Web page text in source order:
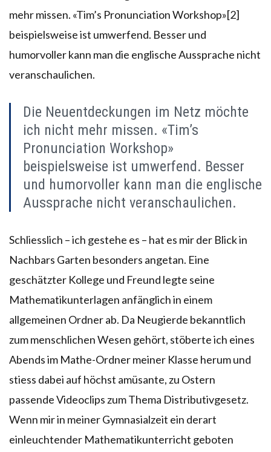
mehr missen. «Tim’s Pronunciation Workshop»[2]
beispielsweise ist umwerfend. Besser und
humorvoller kann man die englische Aussprache nicht
veranschaulichen.
Die Neuentdeckungen im Netz möchte
ich nicht mehr missen. «Tim’s
Pronunciation Workshop»
beispielsweise ist umwerfend. Besser
und humorvoller kann man die englische
Aussprache nicht veranschaulichen.
Schliesslich – ich gestehe es – hat es mir der Blick in
Nachbars Garten besonders angetan. Eine
geschätzter Kollege und Freund legte seine
Mathematikunterlagen anfänglich in einem
allgemeinen Ordner ab. Da Neugierde bekanntlich
zum menschlichen Wesen gehört, stöberte ich eines
Abends im Mathe-Ordner meiner Klasse herum und
stiess dabei auf höchst amüsante, zu Ostern
passende Videoclips zum Thema Distributivgesetz.
Wenn mir in meiner Gymnasialzeit ein derart
einleuchtender Mathematikunterricht geboten